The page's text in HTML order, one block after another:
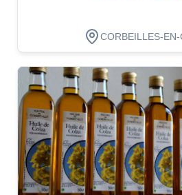
CORBEILLES-
Dégustation